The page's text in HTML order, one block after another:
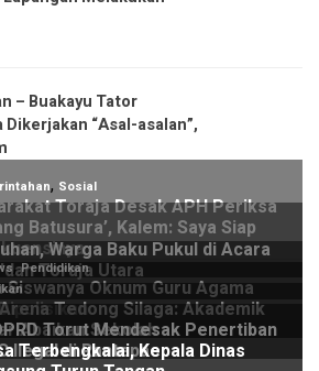
– Buakayu Tator
“Asal-asalan”,